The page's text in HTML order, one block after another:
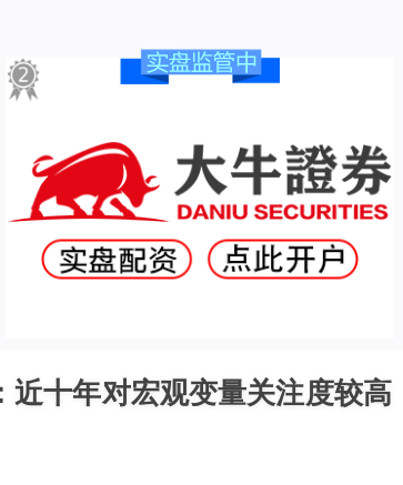
近十年对宏观变量关注度较高